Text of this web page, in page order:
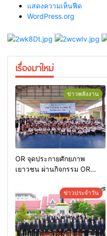
แสดงความเห็นฟีด
WordPress.org
เรื่องมาใหม่
ข่าวพลังงาน
OR จุดประกายศักยภาพ
เยาวชน ผ่านกิจกรรม OR
ข่าวประจำวัน